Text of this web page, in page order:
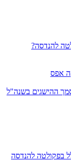
להנדסה?
אפס
ההישגים בשנה"ל
בפקולטה להנדסה